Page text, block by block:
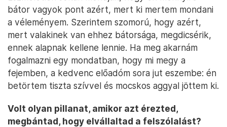
bátor vagyok pont azért, mert ki mertem mondani
a véleményem. Szerintem szomorú, hogy azért,
mert valakinek van ehhez bátorsága, megdicsérik,
ennek alapnak kellene lennie. Ha meg akarnám
fogalmazni egy mondatban, hogy mi megy a
fejemben, a kedvenc előadóm sora jut eszembe: én
betörtem tiszta szívvel és mocskos aggyal jöttem ki.
Volt olyan pillanat, amikor azt érezted,
megbántad, hogy elvállaltad a felszólalást?